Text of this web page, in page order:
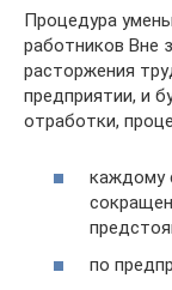
Процедура
работников Вне
расторжения
предприятии, и
отработки,
каждому
по